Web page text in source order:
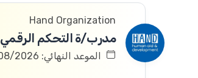
Hand Organization
مدرب/ة التحكم الرقمي
الموعد النهائي: 01/08/2026